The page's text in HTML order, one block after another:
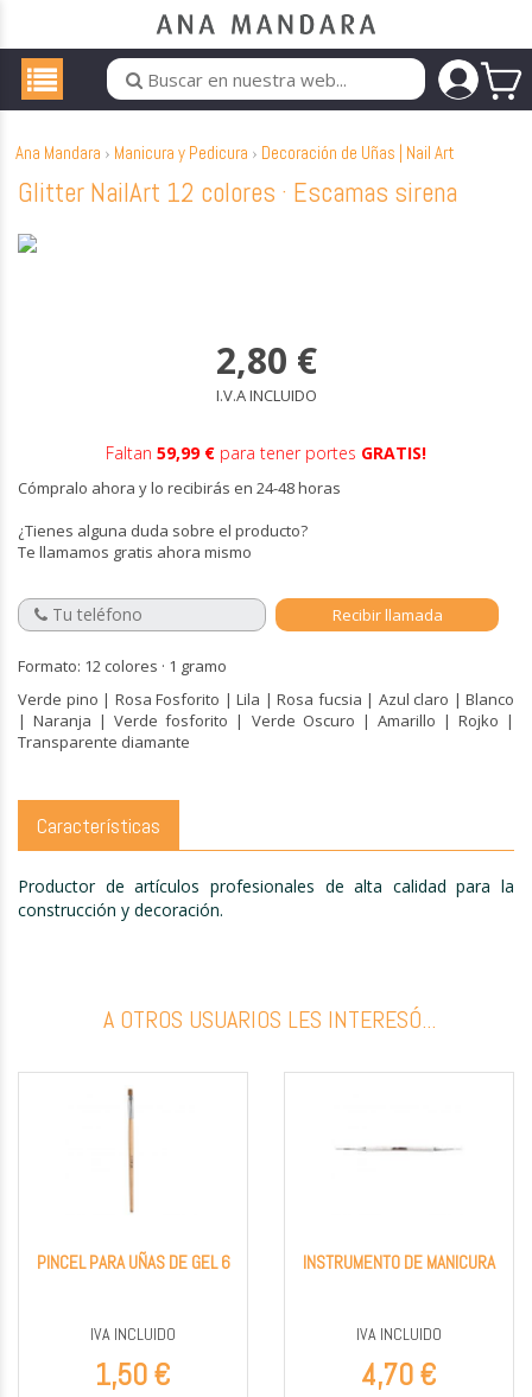
Ana Mandara Manicura y Pedicura Decoración de Uñas | Nail Art
Glitter NailArt 12 colores · Escamas sirena
Formato: 12 colores · 1 gramo
Verde pino | Rosa Fosforito | Lila | Rosa fucsia | Azul claro | Blanco
| Naranja | Verde fosforito | Verde Oscuro | Amarillo | Rojko |
Transparente diamante
2,80 €
I.V.A INCLUIDO
Faltan 59,99 € para tener portes GRATIS!
Cómpralo ahora y lo recibirás en 24-48 horas
¿Tienes alguna duda sobre el producto?
Te llamamos gratis ahora mismo
Características
Productor de artículos profesionales de alta calidad para la
construcción y decoración.
A OTROS USUARIOS LES INTERESÓ...
PINCEL PARA UÑAS DE GEL 6
IVA INCLUIDO
1,50 €
INSTRUMENTO DE MANICURA
IVA INCLUIDO
4,70 €